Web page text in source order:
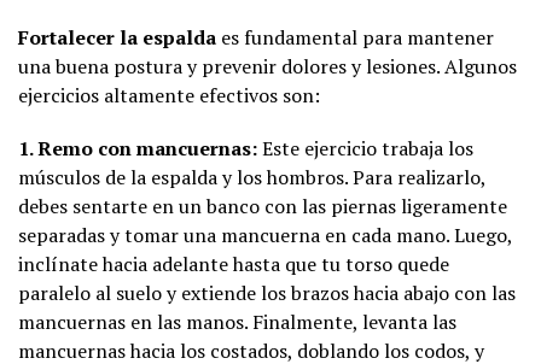
Fortalecer la espalda es fundamental para mantener
una buena postura y prevenir dolores y lesiones. Algunos
ejercicios altamente efectivos son:
1. Remo con mancuernas:Este ejercicio trabaja los
músculos de la espalda y los hombros. Para realizarlo,
debes sentarte en un banco con las piernas ligeramente
separadas y tomar una mancuerna en cada mano. Luego,
inclínate hacia adelante hasta que tu torso quede
paralelo al suelo y extiende los brazos hacia abajo con las
mancuernas en las manos. Finalmente, levanta las
mancuernas hacia los costados, doblando los codos, y